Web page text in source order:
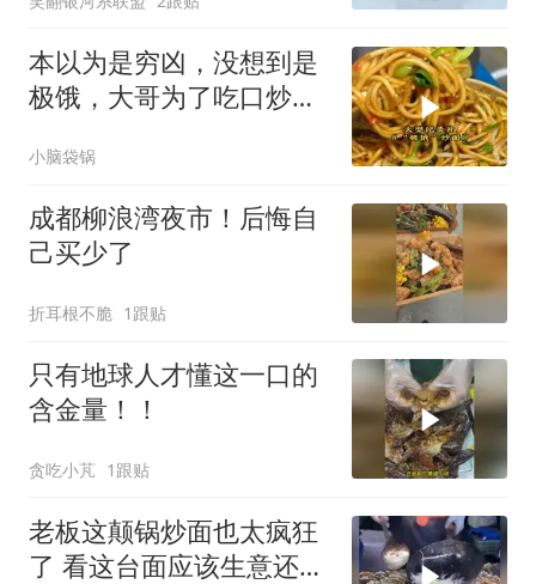
本以为是穷凶，没想到是
极饿，大哥为了吃口炒面
小脑袋锅
成都柳浪湾夜市！后悔自
己买少了
折耳根不脆 1跟贴
只有地球人才懂这一口的
含金量！！
贪吃小芃 1跟贴
老板这颠锅炒面也太疯狂
了 看这台面应该生意还挺